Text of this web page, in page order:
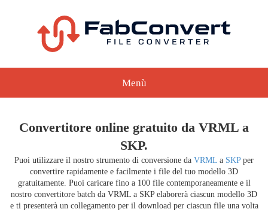
Menù
Convertitore online gratuito da VRML a
SKP.
Puoi utilizzare il nostro strumento di conversione da VRML a SKPper
convertire rapidamente e facilmente i file del tuo modello 3D
gratuitamente. Puoi caricare fino a 100 file contemporaneamente e il
nostro convertitore batch da VRML a SKP elaborerà ciascun modello 3D
e ti presenterà un collegamento per il download per ciascun file una volta